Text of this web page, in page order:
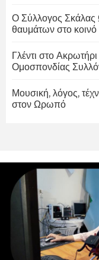
Ο Σύλλογος Σκάλας
θαυμάτων στο κοινό
Γλέντι στο
Ομοσπονδίας
Μουσική, λόγος,
στον Ωρωπό